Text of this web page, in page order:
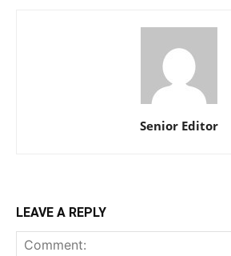
Senior Editor
LEAVE A REPLY